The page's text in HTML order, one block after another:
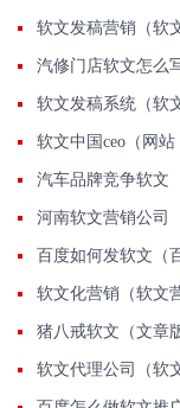
软文发稿营销（软
汽修门店软文怎么
软文发稿系统（软
软文中国ceo（网站
汽车品牌竞争软文
河南软文营销公司
百度如何发软文（
软文化营销（软文
猪八戒软文（文章
软文代理公司（软